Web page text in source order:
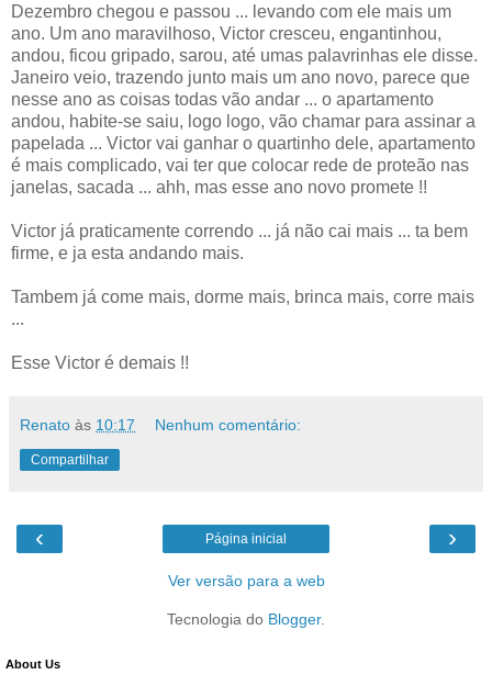
Dezembro chegou e passou ... levando com ele mais um
ano. Um ano maravilhoso, Victor cresceu, engantinhou,
andou, ficou gripado, sarou, até umas palavrinhas ele disse.
Janeiro veio, trazendo junto mais um ano novo, parece que
nesse ano as coisas todas vão andar ... o apartamento
andou, habite-se saiu, logo logo, vão chamar para assinar a
papelada ... Victor vai ganhar o quartinho dele, apartamento
é mais complicado, vai ter que colocar rede de proteão nas
janelas, sacada ... ahh, mas esse ano novo promete !!
Victor já praticamente correndo ... já não cai mais ... ta bem
firme, e ja esta andando mais.
Tambem já come mais, dorme mais, brinca mais, corre mais
...
Esse Victor é demais !!
Renato às 10:17 Nenhum comentário:
Compartilhar
‹ ›
Página inicial
Ver versão para a web
Tecnologia do Blogger.
About Us